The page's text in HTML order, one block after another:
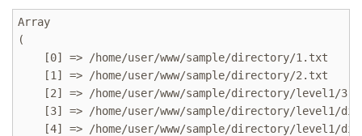
Array
(
    [0] => /home/user/www/sample/directory/1.txt
    [1] => /home/user/www/sample/directory/2.txt
[2] => /home/user/www/sample/directory/level1/
[3] => /home/user/www/sample/directory/level1/
[4] => /home/user/www/sample/directory/level1/